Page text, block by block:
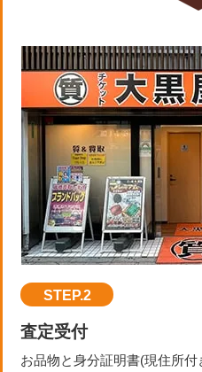
STEP.2
査定受付
お品物と身分証明書(現住所